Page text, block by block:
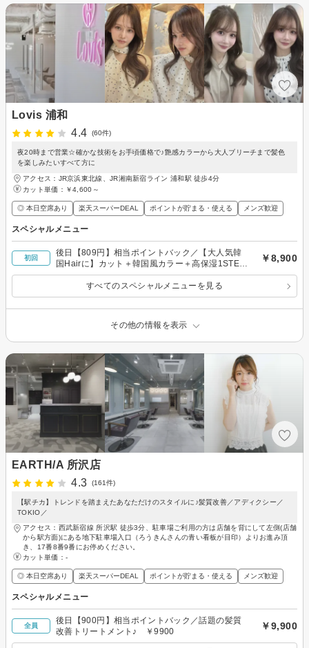
Lovis 浦和
4.4
(60件)
夜20時まで営業☆確かな技術をお手頃価格で♪艶感カラーから大人ブリーチまで髪色
を楽しみたいすべて方に
アクセス：JR京浜東北線、JR湘南新宿ライン 浦和駅 徒歩4分
カット単価： ￥4,600～
◎ 本日空席あり 楽天スーパーDEAL ポイントが貯まる・使える メンズ歓迎
スペシャルメニュー
初回
後日【809円】相当ポイントバック／【大人気韓
国Hairに】カット＋韓国風カラー＋高保湿1STEP
トリートメント
￥8,900
すべてのスペシャルメニューを見る
その他の情報を表示
EARTH/A 所沢店
4.3
(161件)
【駅チカ】トレンドを踏まえたあなただけのスタイルに♪髪質改善／アディクシー／
TOKIO／
アクセス：西武新宿線 所沢駅 徒歩3分、駐車場ご利用の方は店舗を背にして左側(店舗
から駅方面)にある地下駐車場入口（ろうきんさんの青い看板が目印）よりお進み頂
き、17番8番9番にお停めください。
カット単価： -
◎ 本日空席あり 楽天スーパーDEAL ポイントが貯まる・使える メンズ歓迎
スペシャルメニュー
全員
後日【900円】相当ポイントバック／話題の髪質
改善トリートメント♪ ￥9900
￥9,900